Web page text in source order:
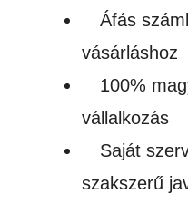
Áfás
vásárláshoz
100%
vállalkozás
Saját
szakszerű